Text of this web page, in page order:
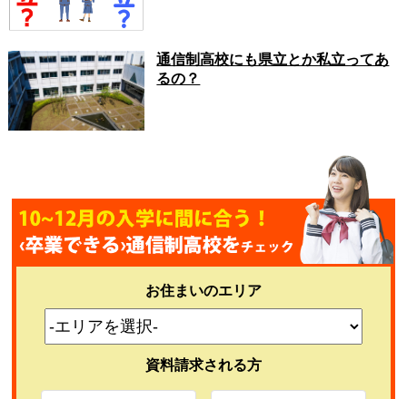
通信制高校にも県立とか私立ってあ
るの？
お住まいのエリア
資料請求される方